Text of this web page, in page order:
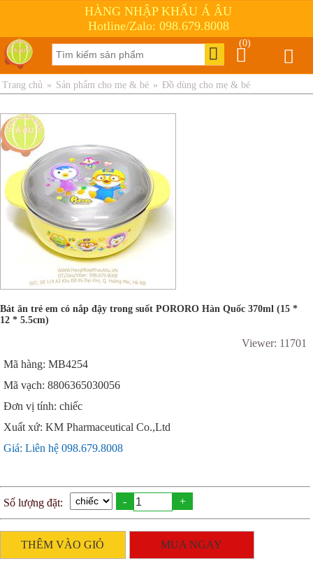
HÀNG NHẬP KHẨU Á ÂU
Hotline/Zalo: 098.679.8008
(0)
Trang chủ » Sản phẩm cho mẹ & bé » Đồ dùng cho mẹ & bé
Bát ăn trẻ em có nắp đậy trong suốt PORORO Hàn Quốc 370ml (15 *
12 * 5.5cm)
Viewer: 11701
Mã hàng: MB4254
Mã vạch: 8806365030056
Đơn vị tính: chiếc
Xuất xứ: KM Pharmaceutical Co.,Ltd
Giá: Liên hệ 098.679.8008
Số lượng đặt: - +
THÊM VÀO GIỎ MUA NGAY